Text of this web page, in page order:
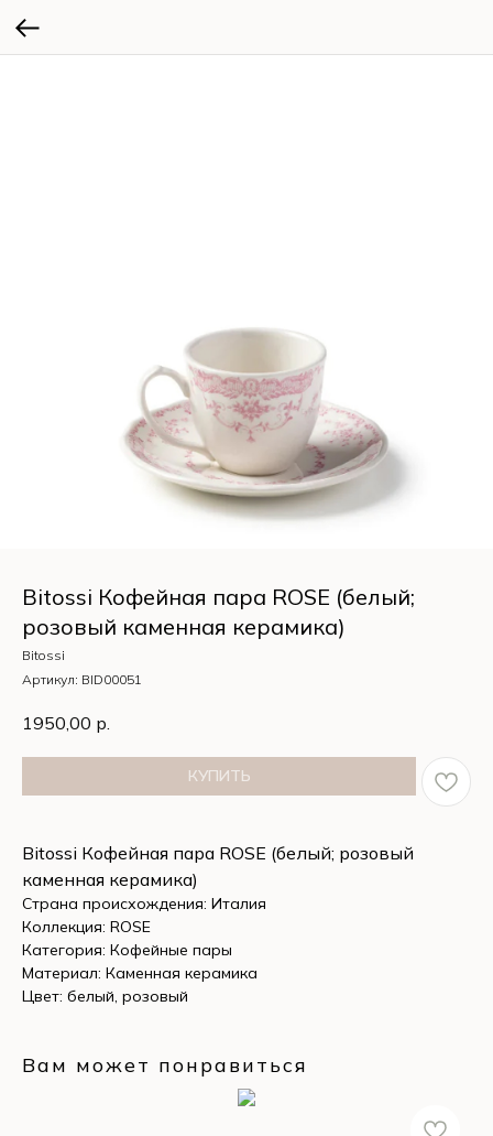
Bitossi Кофейная пара ROSE (белый;
розовый каменная керамика)
Bitossi
Артикул: BID00051
1950,00 р.
КУПИТЬ
Bitossi Кофейная пара ROSE (белый; розовый
каменная керамика)
Страна происхождения: Италия
Коллекция: ROSE
Категория: Кофейные пары
Материал: Каменная керамика
Цвет: белый, розовый
Вам может понравиться